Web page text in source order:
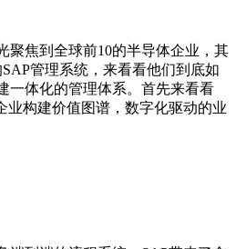
聚焦到全球前10的半导体企业，其
管理系统，来看看他们到底如
一体化的管理体系。首先来看看
业构建价值图谱，数字化驱动的业